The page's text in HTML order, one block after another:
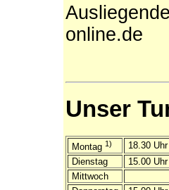
online.de
Unser
Montag 1) 18.30 Uhr
Dienstag
15.00 Uhr
Mittwoch